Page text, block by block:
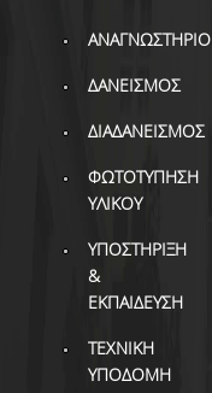
ΑΝΑΓΝΩΣΤΗΡΙΟ
ΔΑΝΕΙΣΜΟΣ
ΔΙΑΔΑΝΕΙΣΜΟΣ
ΦΩΤΟΤΥΠΗΣΗ
ΥΛΙΚΟΥ
ΥΠΟΣΤΗΡΙΞΗ
&
ΕΚΠΑΙΔΕΥΣΗ
ΤΕΧΝΙΚΗ
ΥΠΟΔΟΜΗ